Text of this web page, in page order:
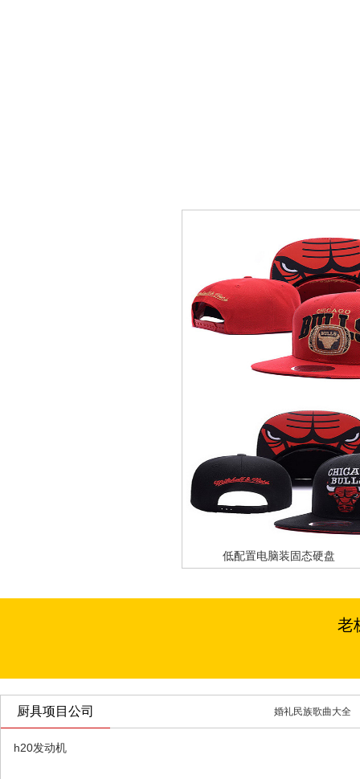
低配置电脑装固态硬盘
老
厨具项目公司 婚礼民族歌曲大全
h20发动机